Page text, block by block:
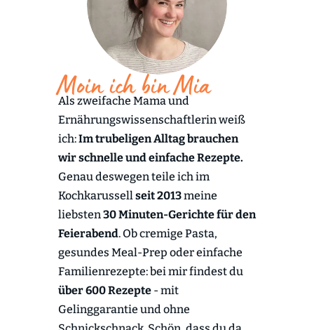
Moin ich bin Mia
Als zweifache Mama und
Ernährungswissenschaftlerin weiß
ich:Im trubeligen Alltag brauchen
wir schnelle und einfache Rezepte.
Genau deswegen teile ich im
Kochkarussellseit 2013meine
liebsten30 Minuten-Gerichte für den
Feierabend. Ob cremige Pasta,
gesundes Meal-Prep oder einfache
Familienrezepte: bei mir findest du
über 600 Rezepte- mit
Gelinggarantie und ohne